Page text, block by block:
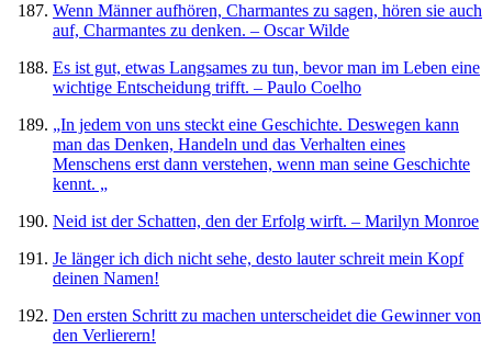
Wenn Männer aufhören, Charmantes zu sagen, hören sie auch
auf, Charmantes zu denken. – Oscar Wilde
Es ist gut, etwas Langsames zu tun, bevor man im Leben eine
wichtige Entscheidung trifft. – Paulo Coelho
„In jedem von uns steckt eine Geschichte. Deswegen kann
man das Denken, Handeln und das Verhalten eines
Menschens erst dann verstehen, wenn man seine Geschichte
kennt. „
Neid ist der Schatten, den der Erfolg wirft. – Marilyn Monroe
Je länger ich dich nicht sehe, desto lauter schreit mein Kopf
deinen Namen!
Den ersten Schritt zu machen unterscheidet die Gewinner von
den Verlierern!